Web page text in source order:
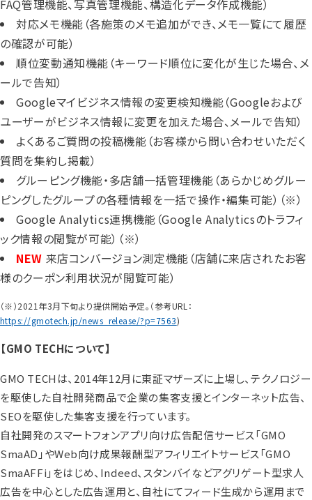
FAQ管理機能、写真管理機能、構造化データ作成機能）
対応メモ機能（各施策のメモ追加ができ、メモ一覧にて履歴
の確認が可能）
順位変動通知機能（キーワード順位に変化が生じた場合、メ
ールで告知）
Googleマイビジネス情報の変更検知機能（Googleおよび
ユーザーがビジネス情報に変更を加えた場合、メールで告知）
よくあるご質問の投稿機能（お客様から問い合わせいただく
質問を集約し掲載）
グルーピング機能・多店舗一括管理機能（あらかじめグルー
ピングしたグループの各種情報を一括で操作・編集可能）（※）
Google Analytics連携機能（Google Analyticsのトラフィ
ック情報の閲覧が可能）（※）
NEW 来店コンバージョン測定機能（店舗に来店されたお客
様のクーポン利用状況が閲覧可能）
（※）2021年3月下旬より提供開始予定。（参考URL：
https://gmotech.jp/news_release/?p=7563)
【GMO TECHについて】
GMO TECHは、2014年12月に東証マザーズに上場し、テクノロジー
を駆使した自社開発商品で企業の集客支援とインターネット広告、
SEOを駆使した集客支援を行っています。
自社開発のスマートフォンアプリ向け広告配信サービス「GMO
SmaAD」やWeb向け成果報酬型アフィリエイトサービス「GMO
SmaAFFi」をはじめ、Indeed、スタンバイなどアグリゲート型求人
広告を中心とした広告運用と、自社にてフィード生成から運用まで